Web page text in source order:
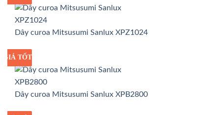
Dây curoa Mitsusumi Sanlux XPZ1024
GIÁ SỈ
GIÁ TỐT
Dây curoa Mitsusumi Sanlux XPB2800